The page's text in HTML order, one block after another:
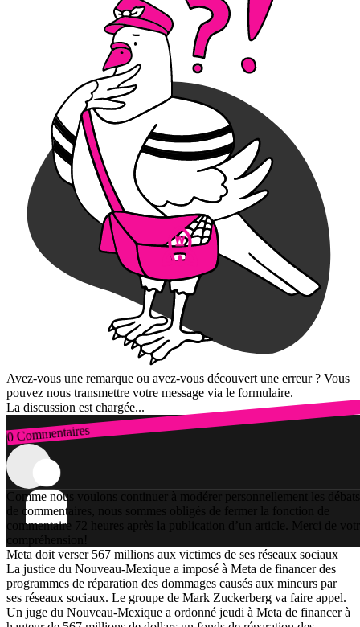
Avez-vous une remarque ou avez-vous découvert une erreur ? Vous
pouvez nous transmettre votre message via le formulaire.
La discussion est chargée...
0 Commentaires
Connexion
Comme nous voulons continuer à modérer personnellement les débats
de commentaires, nous sommes obligés de fermer la fonction de
commentaire 72 heures après la publication d’un article. Merci de
compréhension!
Meta doit verser 567 millions aux victimes de ses réseaux sociaux
La justice du Nouveau-Mexique a imposé à Meta de financer des
programmes de réparation des dommages causés aux mineurs par
ses réseaux sociaux. Le groupe de Mark Zuckerberg va faire appel.
Un juge du Nouveau-Mexique a ordonné jeudi à Meta de financer à